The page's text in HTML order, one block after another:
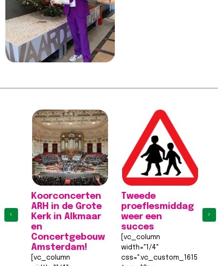
Koorconcerten
ARH in de Grote
Kerk in Alkmaar
en
Concertgebouw
Amsterdam!
[vc_column
Tweede
proeflesmiddag
weer een
succes
[vc_column
width="1/4"
‹ ›